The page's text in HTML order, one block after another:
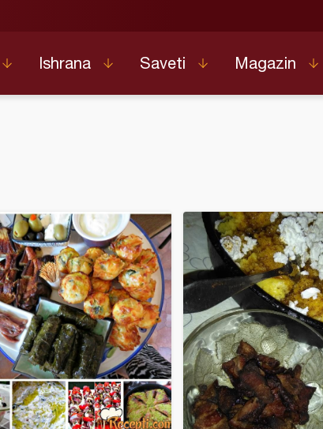
Ishrana Saveti Magazin